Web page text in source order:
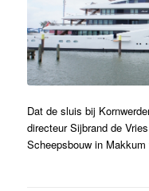
Dat de sluis bij
directeur Sijbrand de
Scheepsbouw in Makkum